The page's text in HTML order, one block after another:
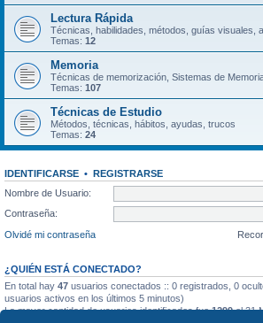
Lectura Rápida
Técnicas, habilidades, métodos, guías visuales,
Temas: 12
Memoria
Técnicas de memorización, Sistemas de
Temas: 107
Técnicas de Estudio
Métodos, técnicas, hábitos, ayudas, trucos
Temas: 24
IDENTIFICARSE • REGISTRARSE
Nombre de Usuario:
Contraseña:
Olvidé mi contraseña
¿QUIÉN ESTÁ CONECTADO?
En total hay 47 usuarios conectados :: 0 registrados, 0
usuarios activos en los últimos 5 minutos)
La mayor cantidad de usuarios identificados fue1299el 31